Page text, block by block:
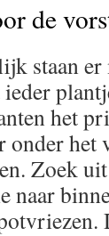
de
staan
het
onder het
Zoek
naar